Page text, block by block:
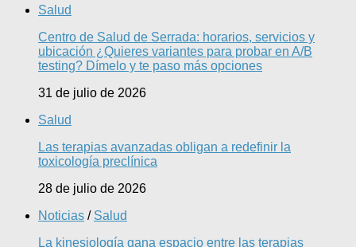
Salud
Centro de Salud de Serrada: horarios, servicios y
ubicación ¿Quieres variantes para probar en A/B
testing? Dímelo y te paso más opciones
31 de julio de 2026
Salud
Las terapias avanzadas obligan a redefinir la
toxicología preclínica
28 de julio de 2026
Noticias / Salud
La kinesiología gana espacio entre las terapias